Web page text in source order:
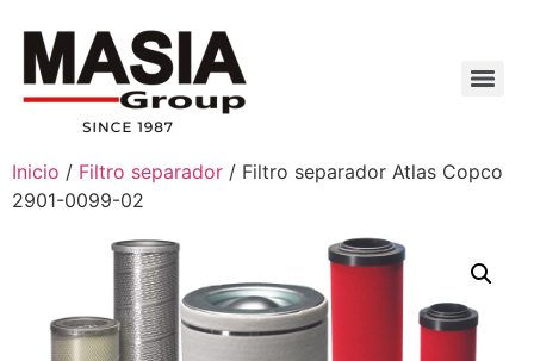
Inicio / Filtro separador / Filtro separador Atlas Copco
2901-0099-02